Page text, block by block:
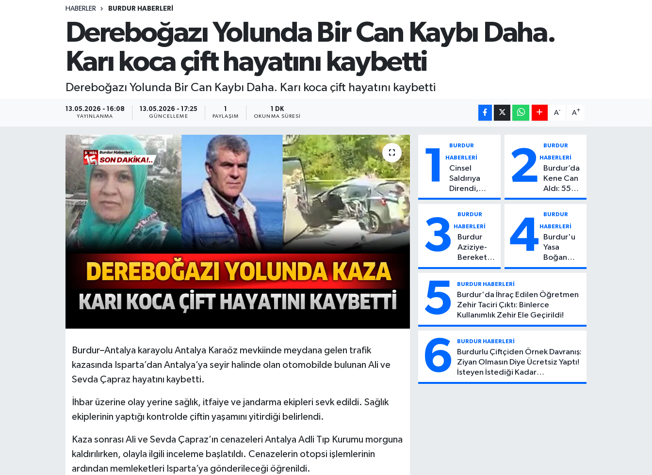
HABERLER BURDUR HABERLERİ
Dereboğazı Yolunda Bir Can Kaybı Daha.
Karı koca çift hayatını kaybetti
Dereboğazı Yolunda Bir Can Kaybı Daha. Karı koca çift hayatını kaybetti
13.05.2026 - 16:08
YAYINLANMA
13.05.2026 - 17:25
GÜNCELLEME PAYLAŞIM
1 DK
OKUNMA SÜRESI
A- A+
Burdur–Antalya karayolu Antalya Karaöz mevkiinde meydana gelen trafik
kazasında Isparta’dan Antalya’ya seyir halinde olan otomobilde bulunan Ali ve
Sevda Çapraz hayatını kaybetti.
İhbar üzerine olay yerine sağlık, itfaiye ve jandarma ekipleri sevk edildi. Sağlık
ekiplerinin yaptığı kontrolde çiftin yaşamını yitirdiği belirlendi.
Kaza sonrası Ali ve Sevda Çapraz’ın cenazeleri Antalya Adli Tıp Kurumu morguna
kaldırılırken, olayla ilgili inceleme başlatıldı. Cenazelerin otopsi işlemlerinin
ardından memleketleri Isparta’ya gönderileceği öğrenildi.
1 BURDUR
HABERLERİ
Cinsel
Saldırıya
Direndi,
Başından
Çocuktan
Kötü Haber!
2 BURDUR
HABERLERİ
Burdur’da
Kene Can
Aldı: 55
Yaşındaki
Kaybetti
3 BURDUR
HABERLERİ
Burdur
Aziziye-
Bereket
Köyü
Feci Kaza:
1 Ölü, 2
Yaralı
4 BURDUR
HABERLERİ
Burdur'u
Yasa
Boğan
Ölüm:
Can Atıcı
Genç
Yaşta
Yaşamını
Yitirdi
5 BURDUR HABERLERİ
Burdur'da İhraç Edilen Öğretmen
Zehir Taciri Çıktı: Binlerce
Kullanımlık Zehir Ele Geçirildi!
6 BURDUR HABERLERİ
Burdurlu Çiftçiden Örnek Davranış:
Ziyan Olmasın Diye Ücretsiz Yaptı!
İsteyen İstediği Kadar
Toplayabilecek